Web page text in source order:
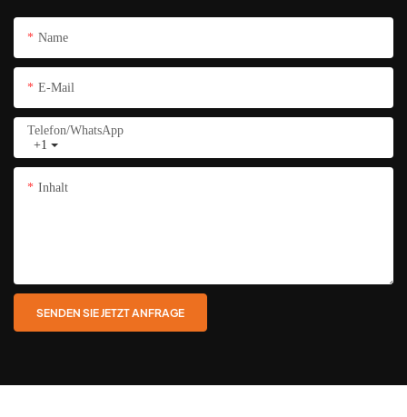
Name
E-Mail
+1
Telefon/WhatsApp
Inhalt
SENDEN SIE JETZT ANFRAGE